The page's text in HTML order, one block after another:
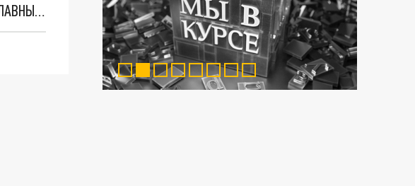
"МЫ ВАС ЗАСТАВИМ": ЖУТКИЕ ДЕТАЛИ ОХОТЫ НА ГЕНЕРАЛА. ЗЕЛЕНСКИЙ ОБЪЯСНИЛ ГЛАВНЫЙ СМЫСЛ ТЕРАКТА В ЦЕНТРЕ МОСКВЫ